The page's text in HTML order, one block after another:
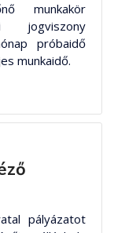
munkakör
jogviszony
próbaidő
munkaidő.
pályázatot